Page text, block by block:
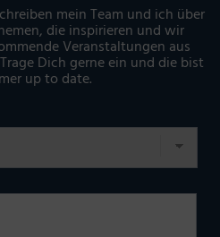
mein Team und ich über
die inspirieren und wir
Veranstaltungen aus
Dich gerne ein und die bist
up to date.